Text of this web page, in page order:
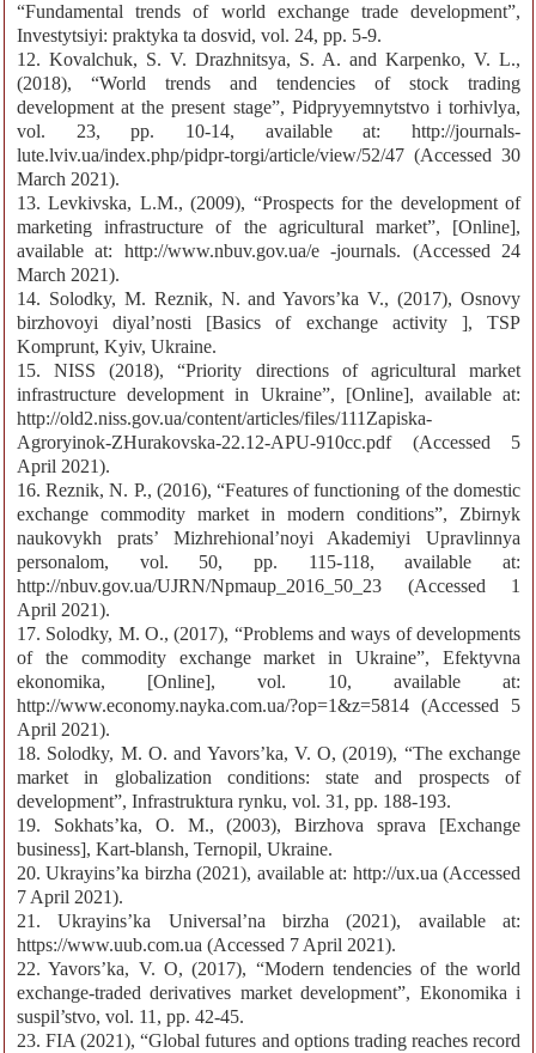
“Fundamental trends of world exchange trade development”,
Investytsiyi: praktyka ta dosvid, vol. 24, pp. 5-9.
12. Kovalchuk, S. V. Drazhnitsya, S. A. and Karpenko, V. L.,
(2018), “World trends and tendencies of stock trading
development at the present stage”, Pidpryyemnytstvo i torhivlya,
vol. 23, pp. 10-14, available at: http://journals-
lute.lviv.ua/index.php/pidpr-torgi/article/view/52/47 (Accessed 30
March 2021).
13. Levkivska, L.M., (2009), “Prospects for the development of
marketing infrastructure of the agricultural market”, [Online],
available at: http://www.nbuv.gov.ua/e -journals. (Accessed 24
March 2021).
14. Solodky, M. Reznik, N. and Yavors’ka V., (2017), Osnovy
birzhovoyi diyal’nosti [Basics of exchange activity ], TSP
Komprunt, Kyiv, Ukraine.
15. NISS (2018), “Priority directions of agricultural market
infrastructure development in Ukraine”, [Online], available at:
http://old2.niss.gov.ua/content/articles/files/111Zapiska-
Agroryinok-ZHurakovska-22.12-APU-910cc.pdf (Accessed 5
April 2021).
16. Reznik, N. P., (2016), “Features of functioning of the domestic
exchange commodity market in modern conditions”, Zbirnyk
naukovykh prats’ Mizhrehional’noyi Akademiyi Upravlinnya
personalom, vol. 50, pp. 115-118, available at:
http://nbuv.gov.ua/UJRN/Npmaup_2016_50_23 (Accessed 1
April 2021).
17. Solodky, M. O., (2017), “Problems and ways of developments
of the сommodity exchange market in Ukraine”, Efektyvna
ekonomika, [Online], vol. 10, available at:
http://www.economy.nayka.com.ua/?op=1&z=5814 (Accessed 5
April 2021).
18. Solodky, M. O. and Yavors’ka, V. O, (2019), “The exchange
market in globalization conditions: state and prospects of
development”, Infrastruktura rynku, vol. 31, pp. 188-193.
19. Sokhats’ka, O. M., (2003), Birzhova sprava [Exchange
business], Kart-blansh, Ternopil, Ukraine.
20. Ukrayins’ka birzha (2021), available at: http://ux.ua (Accessed
7 April 2021).
21. Ukrayins’ka Universal’na birzha (2021), available at:
https://www.uub.com.ua (Accessed 7 April 2021).
22. Yavors’ka, V. O, (2017), “Modern tendencies of the world
exchange-traded derivatives market development”, Ekonomika i
suspil’stvo, vol. 11, pp. 42-45.
23. FIA (2021), “Global futures and options trading reaches record